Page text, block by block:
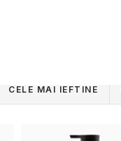
CELE MAI IEFTINE